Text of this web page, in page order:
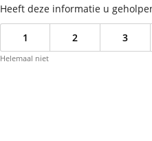
Heeft deze informatie u
1 2 3
Helemaal niet